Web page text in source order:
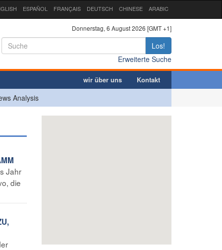
ESPAÑOL FRANÇAIS DEUTSCH CHINESE ARABIC
Donnerstag, 6 August 2026 [GMT +1]
Los!
Erweiterte Suche
wir über uns Kontakt
Analysis
Jahr
die